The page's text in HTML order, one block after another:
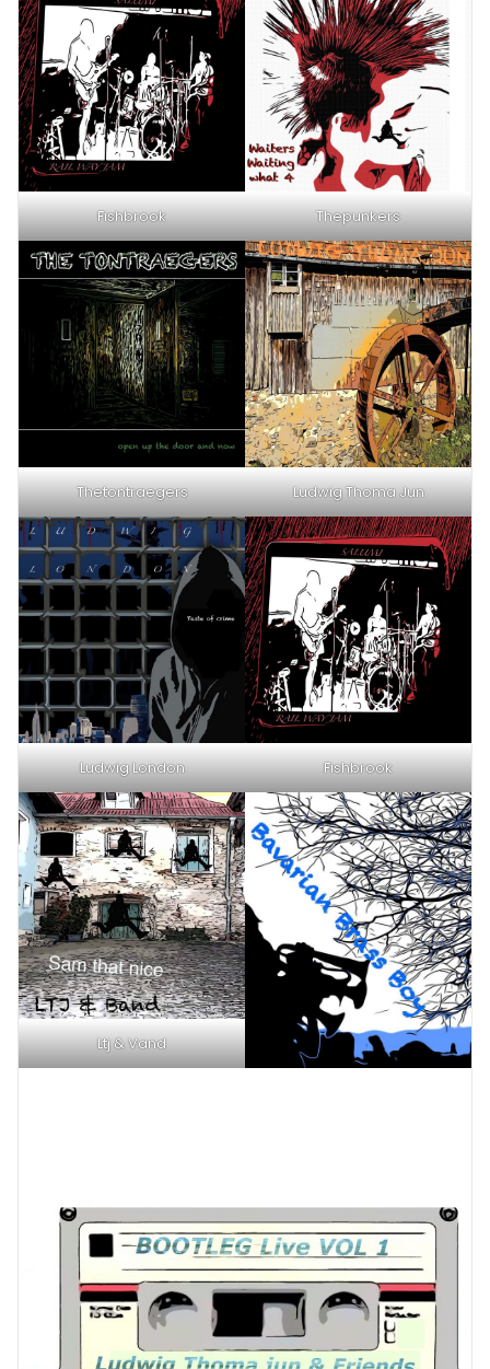
Fishbrook Thepunkers
Thetontraegers Ludwig Thoma Jun
Ludwig London Fishbrook
Ltj & Vand